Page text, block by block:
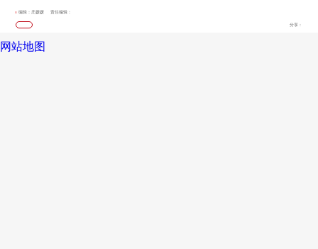
编辑：庄媛媛 责任编辑：
分享：
网站地图